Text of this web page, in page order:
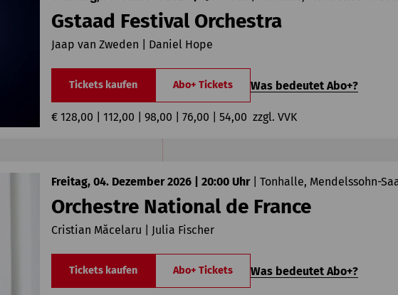
Gstaad Festival Orchestra
Jaap van Zweden | Daniel Hope
Tickets kaufen Abo+ Tickets Was bedeutet Abo+?
€ 128,00 | 112,00 | 98,00 | 76,00 | 54,00  zzgl. VVK
Freitag, 04. Dezember 2026 | 20:00 Uhr Tonhalle, Mendelssohn-
Orchestre National de France
Cristian Măcelaru | Julia Fischer
Tickets kaufen Abo+ Tickets Was bedeutet Abo+?